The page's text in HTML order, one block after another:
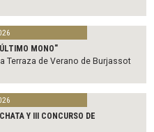
MONO"
Terraza de Verano de Burjassot
Y III CONCURSO DE